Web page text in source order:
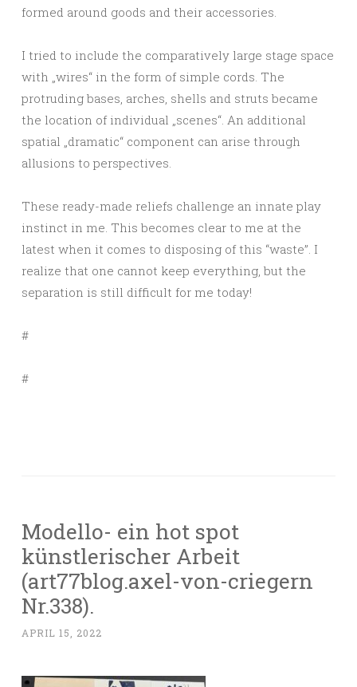
formed around goods and their accessories.
I tried to include the comparatively large stage space
with „wires“ in the form of simple cords. The
protruding bases, arches, shells and struts became
the location of individual „scenes“. An additional
spatial „dramatic“ component can arise through
allusions to perspectives.
These ready-made reliefs challenge an innate play
instinct in me. This becomes clear to me at the
latest when it comes to disposing of this “waste”. I
realize that one cannot keep everything, but the
separation is still difficult for me today!
#
#
Modello- ein hot spot
künstlerischer Arbeit
(art77blog.axel-von-criegern
Nr.338).
APRIL 15, 2022